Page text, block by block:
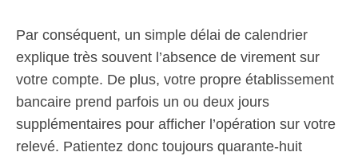
Par conséquent, un simple délai de calendrier
explique très souvent l’absence de virement sur
votre compte. De plus, votre propre établissement
bancaire prend parfois un ou deux jours
supplémentaires pour afficher l’opération sur votre
relevé. Patientez donc toujours quarante-huit